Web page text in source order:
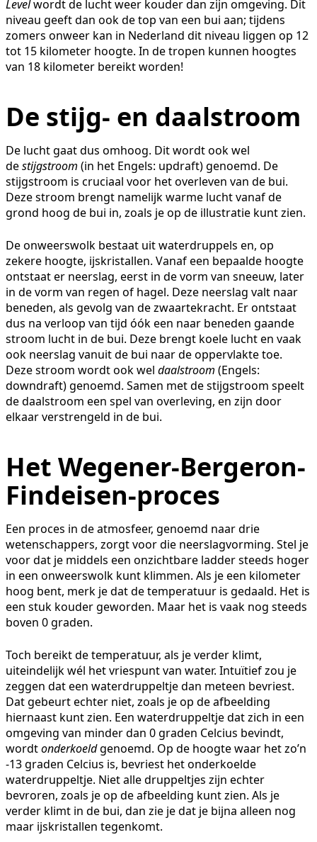
Levelwordt de lucht weer kouder dan zijn omgeving. Dit
niveau geeft dan ook de top van een bui aan; tijdens
zomers onweer kan in Nederland dit niveau liggen op 12
tot 15 kilometer hoogte. In de tropen kunnen hoogtes
van 18 kilometer bereikt worden!
De stijg- en daalstroom
De lucht gaat dus omhoog. Dit wordt ook wel
destijgstroom (in het Engels: updraft) genoemd. De
stijgstroom is cruciaal voor het overleven van de bui.
Deze stroom brengt namelijk warme lucht vanaf de
grond hoog de bui in, zoals je op de illustratie kunt zien.
De onweerswolk bestaat uit waterdruppels en, op
zekere hoogte, ijskristallen. Vanaf een bepaalde hoogte
ontstaat er neerslag, eerst in de vorm van sneeuw, later
in de vorm van regen of hagel. Deze neerslag valt naar
beneden, als gevolg van de zwaartekracht. Er ontstaat
dus na verloop van tijd óók een naar beneden gaande
stroom lucht in de bui. Deze brengt koele lucht en vaak
ook neerslag vanuit de bui naar de oppervlakte toe.
Deze stroom wordt ook wel daalstroom (Engels:
downdraft) genoemd. Samen met de stijgstroom speelt
de daalstroom een spel van overleving, en zijn door
elkaar verstrengeld in de bui.
Het Wegener-Bergeron-
Findeisen-proces
Een proces in de atmosfeer, genoemd naar drie
wetenschappers, zorgt voor die neerslagvorming. Stel je
voor dat je middels een onzichtbare ladder steeds hoger
in een onweerswolk kunt klimmen. Als je een kilometer
hoog bent, merk je dat de temperatuur is gedaald. Het is
een stuk kouder geworden. Maar het is vaak nog steeds
boven 0 graden.
Toch bereikt de temperatuur, als je verder klimt,
uiteindelijk wél het vriespunt van water. Intuïtief zou je
zeggen dat een waterdruppeltje dan meteen bevriest.
Dat gebeurt echter niet, zoals je op de afbeelding
hiernaast kunt zien. Een waterdruppeltje dat zich in een
omgeving van minder dan 0 graden Celcius bevindt,
wordtonderkoeldgenoemd. Op de hoogte waar het zo’n
-13 graden Celcius is, bevriest het onderkoelde
waterdruppeltje. Niet alle druppeltjes zijn echter
bevroren, zoals je op de afbeelding kunt zien. Als je
verder klimt in de bui, dan zie je dat je bijna alleen nog
maar ijskristallen tegenkomt.